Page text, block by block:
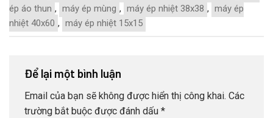
ép áo thun , máy ép mùng , máy ép nhiệt 38x38 , máy ép
nhiệt 40x60 , máy ép nhiệt 15x15
Để lại một bình luận
Email của bạn sẽ không được hiển thị công khai. Các
trường bắt buộc được đánh dấu *